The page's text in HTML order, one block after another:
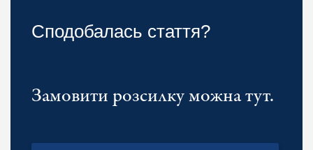
Сподобалась стаття?
Замовити розсилку можна тут.